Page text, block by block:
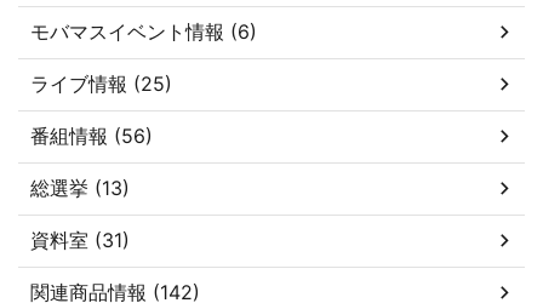
モバマスイベント情報 (6)
ライブ情報 (25)
番組情報 (56)
総選挙 (13)
資料室 (31)
関連商品情報 (142)